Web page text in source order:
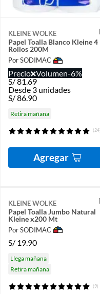
KLEINE WOLKE
Papel Toalla Blanco Kleine 4
Rollos 200M
Por SODIMAC
Precio Volumen-6%
S/81.69
Desde 3 unidades
S/86.90
Retira mañana
(24)
Agregar
KLEINE WOLKE
Papel Toalla Jumbo Natural
Kleine x200 Mt
Por SODIMAC
S/ 19.90
Llega mañana
Retira mañana
(9)